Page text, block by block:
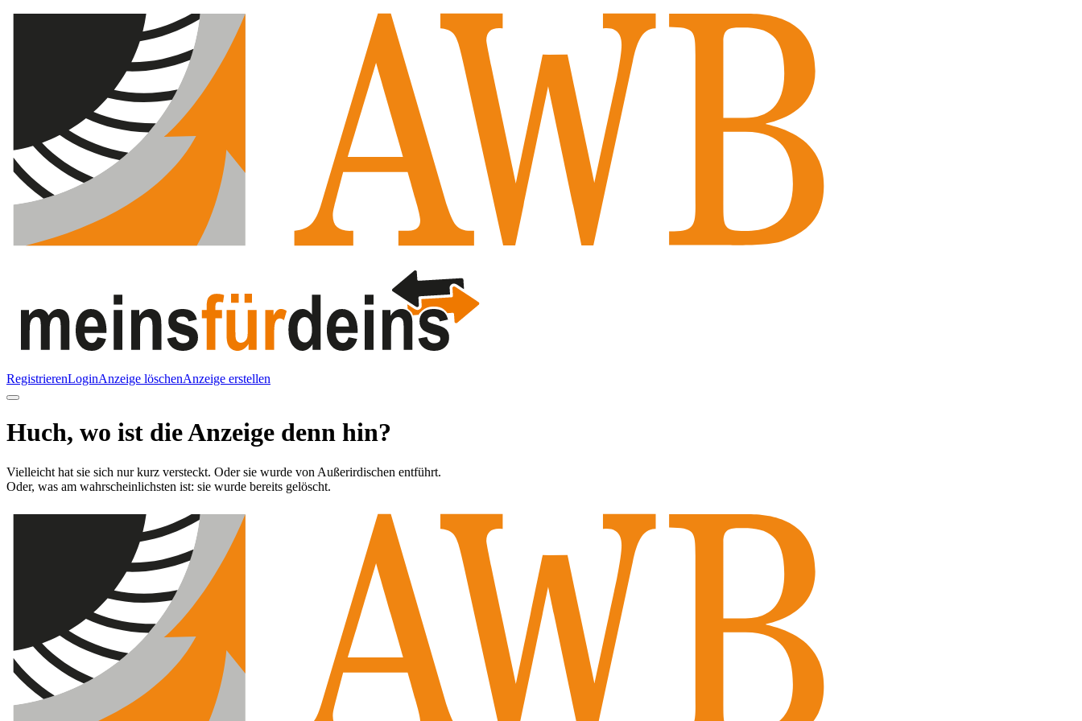
RegistrierenLoginAnzeige löschenAnzeige erstellen
Huch, wo ist die Anzeige denn hin?
Vielleicht hat sie sich nur kurz versteckt. Oder sie wurde von Außerirdischen entführt.
Oder, was am wahrscheinlichsten ist: sie wurde bereits gelöscht.